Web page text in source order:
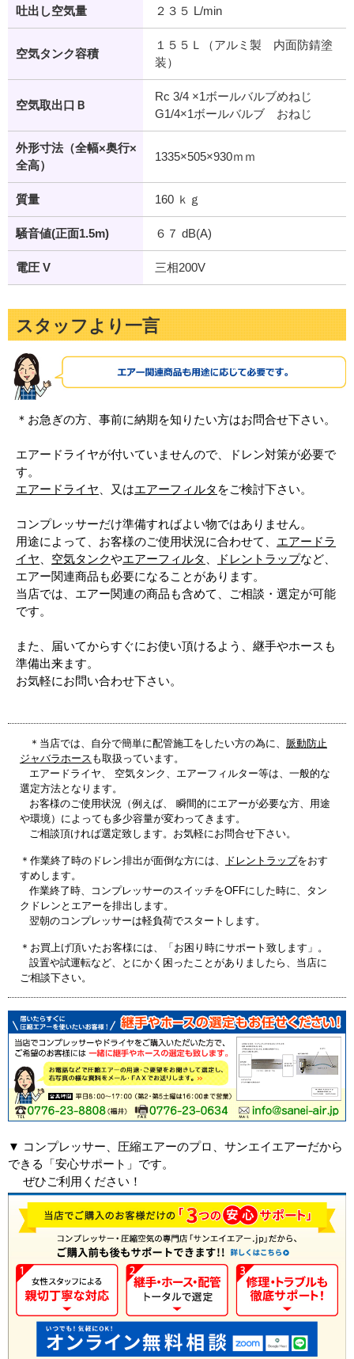
吐出し空気量 ２３５ L/min
空気タンク容積
１５５Ｌ（アルミ製 内面防錆塗
装）
空気取出口Ｂ
Rc 3/4 ×1ボールバルブめねじ
G1/4×1ボールバルブ おねじ
外形寸法（全幅×奥行×
全高）
1335×505×930ｍｍ
質量 160 ｋｇ
騒音値(正面1.5m) ６７ dB(A)
電圧 V 三相200V
スタッフより一言
＊お急ぎの方、事前に納期を知りたい方はお問合せ下さい。
エアードライヤが付いていませんので、ドレン対策が必要で
す。
エアードライヤ 、又はエアーフィルタ をご検討下さい。
コンプレッサーだけ準備すればよい物ではありません。
用途によって、お客様のご使用状況に合わせて、 エアードラ
イヤ
空気タンクやエアーフィルタ ドレントラップなど、
エアー関連商品も必要になることがあります。
当店では、エアー関連の商品も含めて、ご相談・選定が可能
です。
また、届いてからすぐにお使い頂けるよう、継手やホースも
準備出来ます。
お気軽にお問い合わせ下さい。
＊当店では、自分で簡単に配管施工をしたい方の為に、
脈動防止
ジャバラホース も取扱っています。
エアードライヤ、 空気タンク、エアーフィルター等は、一般的な
選定方法となります。
お客様のご使用状況（例えば、 瞬間的にエアーが必要な方、用途
や環境）によっても多少容量が変わってきます。
ご相談頂ければ選定致します。お気軽にお問合せ下さい。
＊作業終了時のドレン排出が面倒な方には、 ドレントラップをおす
すめします。
作業終了時、コンプレッサーのスイッチをOFFにした時に、タン
クドレンとエアーを排出します。
翌朝のコンプレッサーは軽負荷でスタートします。
＊お買上げ頂いたお客様には、「お困り時にサポート致します」。
設置や試運転など、とにかく困ったことがありましたら、当店に
ご相談下さい。
▼ コンプレッサー、圧縮エアーのプロ、サンエイエアーだから
できる「安心サポート」です。
ぜひご利用ください！